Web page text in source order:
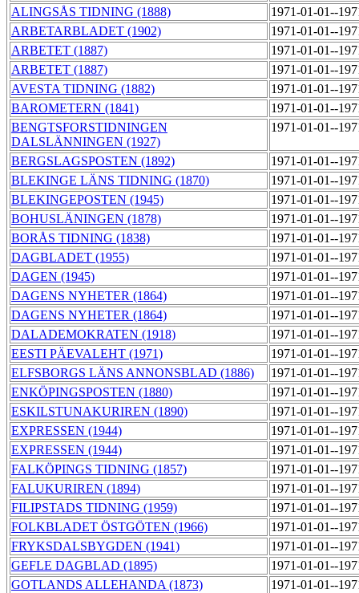
ALINGSÅS TIDNING (1888)
1971-01-01--
ARBETARBLADET (1902)
1971-01-01--
ARBETET (1887)
1971-01-01--
ARBETET (1887)
1971-01-01--
AVESTA TIDNING (1882)
1971-01-01--
BAROMETERN (1841)
1971-01-01--
BENGTSFORSTIDNINGEN
DALSLÄNNINGEN (1927)
1971-01-01--
BERGSLAGSPOSTEN (1892)
1971-01-01--
BLEKINGE LÄNS TIDNING (1870)
1971-01-01--
BLEKINGEPOSTEN (1945)
1971-01-01--
BOHUSLÄNINGEN (1878)
1971-01-01--
BORÅS TIDNING (1838)
1971-01-01--
DAGBLADET (1955)
1971-01-01--
DAGEN (1945)
1971-01-01--
DAGENS NYHETER (1864)
1971-01-01--
DAGENS NYHETER (1864)
1971-01-01--
DALADEMOKRATEN (1918)
1971-01-01--
EESTI PÄEVALEHT (1971)
1971-01-01--
ELFSBORGS LÄNS ANNONSBLAD (1886)
1971-01-01--
ENKÖPINGSPOSTEN (1880)
1971-01-01--
ESKILSTUNAKURIREN (1890)
1971-01-01--
EXPRESSEN (1944)
1971-01-01--
EXPRESSEN (1944)
1971-01-01--
FALKÖPINGS TIDNING (1857)
1971-01-01--
FALUKURIREN (1894)
1971-01-01--
FILIPSTADS TIDNING (1959)
1971-01-01--
FOLKBLADET ÖSTGÖTEN (1966)
1971-01-01--
FRYKSDALSBYGDEN (1941)
1971-01-01--
GEFLE DAGBLAD (1895)
1971-01-01--
GOTLANDS ALLEHANDA (1873)
1971-01-01--